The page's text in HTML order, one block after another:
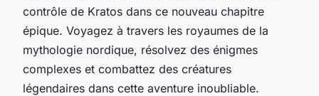
contrôle de Kratos dans ce nouveau chapitre
épique. Voyagez à travers les royaumes de la
mythologie nordique, résolvez des énigmes
complexes et combattez des créatures
légendaires dans cette aventure inoubliable.